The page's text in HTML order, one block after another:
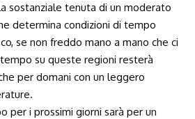
sostanziale tenuta di un moderato
determina condizioni di tempo
se non freddo mano a mano che ci
su queste regioni resterà
per domani con un leggero
per i prossimi giorni sarà per un